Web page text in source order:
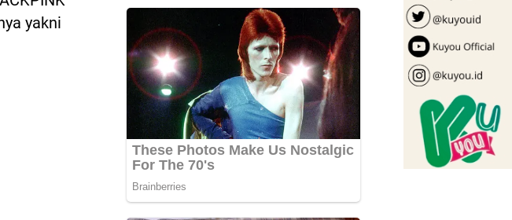
yakni